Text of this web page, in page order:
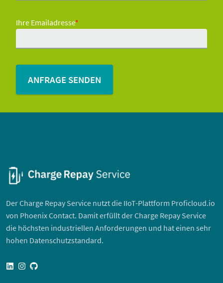
Ihre Emailadresse*
Der Charge Repay Service nutzt die IIoT-Plattform Proficloud.io
von Phoenix Contact. Damit erfüllt der Charge Repay Service
die höchsten industriellen Anforderungen und hat einen sehr
hohen Datenschutzstandard.
linkedininstagram
github